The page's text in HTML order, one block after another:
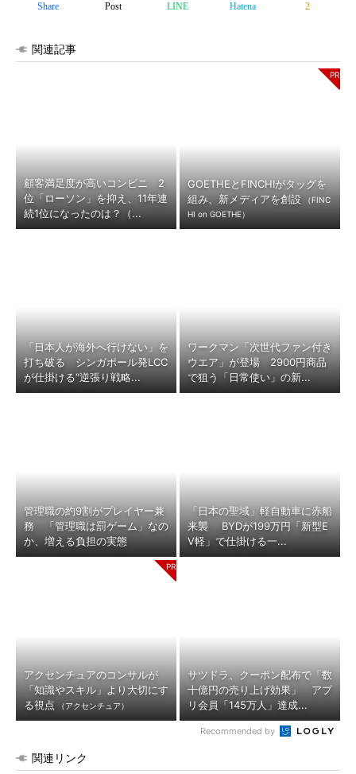
Share Post LINE Hatena 2
関連記事
顧客満足度が高いコンビニ 2
位「ローソン」を抑え、11年連
続1位になったのは？（...
GOETHEとFINCHIがタッグを
組み、新メディアを創設
（FINC
HI on GOETHE）
「日本人が海外へ行けない」を
打ち破る シンガポール発LCC
が仕掛ける“逆張り戦略...
ワークマン「次世代ファン付き
ウエア」が登場 2900円商品
で狙う「日常使い」の新...
管理職の約9割がプレイヤー兼
務 「管理職は罰ゲーム」なの
か、増える負担の実態
「日本の聖域」軽自動車に赤船
来襲 BYDが199万円「新型E
V軽」で仕掛ける一...
アクセンチュアのコンサルが
「知識やスキル」より大切にす
る視点
（アクセンチュア）
サツドラ、クーポン配布で「数
十億円の売り上げ効果」 アプ
リ会員「145万人」達成...
Recommended by
関連リンク